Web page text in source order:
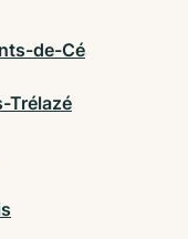
de-Cé
Trélazé